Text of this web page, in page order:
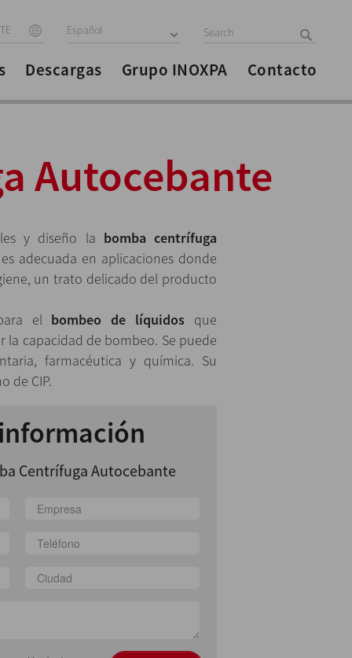
Español
Descargas Grupo INOXPA Contacto
Autocebante
y diseño la bomba centrífuga
es adecuada en aplicaciones donde
un trato delicado del producto
el bombeo de líquidos que
la capacidad de bombeo. Se puede
farmacéutica y química. Su
de CIP.
Сentrífuga Autocebante